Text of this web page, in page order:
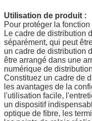
Utilisation de produit :
Pour protéger la
Le cadre de distribution
séparément, qui peut
un cadre de distribution
être arrangé dans une
numérique de
Constituez un cadre de
les avantages de la
l'utilisation facile,
un dispositif
optique de fibre, les